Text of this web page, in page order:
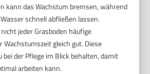
kann das Wachstum bremsen, während
schnell abfließen lassen.
jeder Grasboden häufige
Wachstumszeit gleich gut. Diese
bei der Pflege im Blick behalten, damit
arbeiten kann.